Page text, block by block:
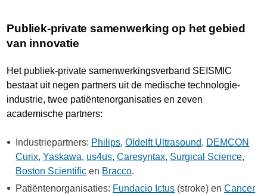
Publiek-private samenwerking op het gebied
van innovatie
Het publiek-private samenwerkingsverband SEISMIC
bestaat uit negen partners uit de medische technologie-
industrie, twee patiëntenorganisaties en zeven
academische partners:
Industriepartners: Philips,Oldelft Ultrasound, DEMCON
Curix,Yaskawa, us4us,Caresyntax, Surgical Science,
Boston Scientific en Bracco.
Patiëntenorganisaties: Fundacio Ictus (stroke) enCancer